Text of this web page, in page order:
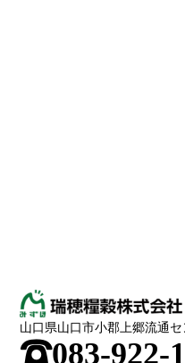
山口県山口市小郡上郷流通
;083-922-